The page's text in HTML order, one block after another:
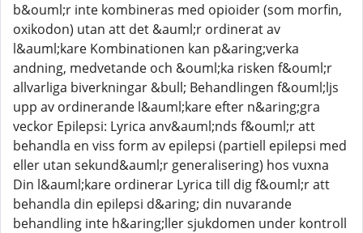
b&ouml;r inte kombineras med opioider (som morfin,
oxikodon) utan att det &auml;r ordinerat av
l&auml;kare Kombinationen kan p&aring;verka
andning, medvetande och &ouml;ka risken f&ouml;r
allvarliga biverkningar &bull; Behandlingen f&ouml;ljs
upp av ordinerande l&auml;kare efter n&aring;gra
veckor Epilepsi: Lyrica anv&auml;nds f&ouml;r att
behandla en viss form av epilepsi (partiell epilepsi med
eller utan sekund&auml;r generalisering) hos vuxna
Din l&auml;kare ordinerar Lyrica till dig f&ouml;r att
behandla din epilepsi d&aring; din nuvarande
behandling inte h&aring;ller sjukdomen under kontroll